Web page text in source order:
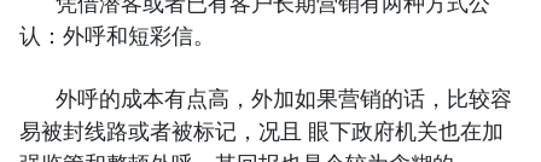
认：外呼和短彩信。
外呼的成本有点高，外加如果营销的话，比较容
易被封线路或者被标记，况且 眼下政府机关也在加